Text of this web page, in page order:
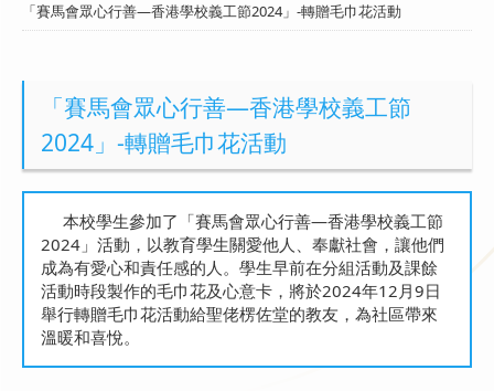
「賽馬會眾心行善—香港學校義工節2024」-轉贈毛巾花活動
「賽馬會眾心行善—香港學校義工節
2024」-轉贈毛巾花活動
本校學生參加了「賽馬會眾心行善—香港學校義工節
2024」活動，以教育學生關愛他人、奉獻社會，讓他們
成為有愛心和責任感的人。學生早前在分組活動及課餘
活動時段製作的毛巾花及心意卡，將於2024年12月9日
舉行轉贈毛巾花活動給聖佬楞佐堂的教友，為社區帶來
溫暖和喜悅。